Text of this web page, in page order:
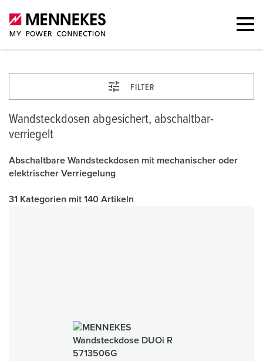
FILTER
Wandsteckdosen abgesichert, abschaltbar-
verriegelt
Abschaltbare Wandsteckdosen mit mechanischer oder
elektrischer Verriegelung
31 Kategorien mit 140 Artikeln